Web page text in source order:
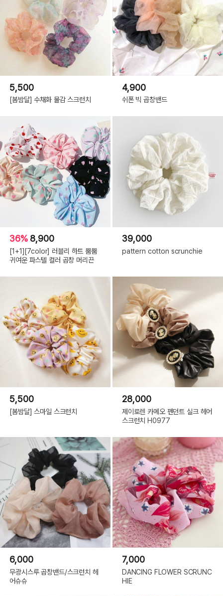
5,500
[봄밤달] 수채화 물감 스크런치
4,900
쉬폰 빅 곱창밴드
36% 8,900
[1+1][7color] 러블리 하트 뿜뿜
귀여운 파스텔 컬러 곱창 머리끈
39,000
pattern cotton scrunchie
5,500
[봄밤달] 스마일 스크런치
28,000
제이로렌 카메오 펜던트 실크 헤어
스크런치 H0977
6,000
무광시스루 곱창밴드/스크런치 헤
어슈슈
7,000
DANCING FLOWER SCRUNC
HIE